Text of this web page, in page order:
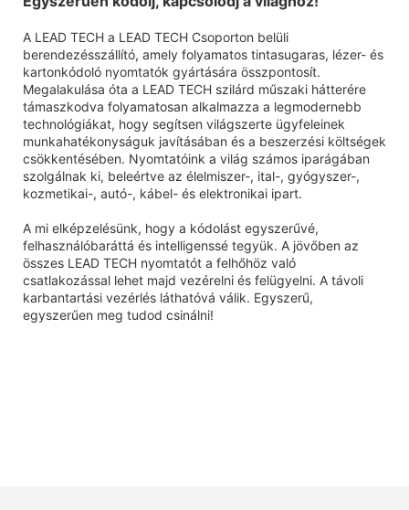
A LEAD TECH a LEAD TECH Csoporton belüli
berendezésszállító, amely folyamatos tintasugaras, lézer- és
kartonkódoló nyomtatók gyártására összpontosít.
Megalakulása óta a LEAD TECH szilárd műszaki hátterére
támaszkodva folyamatosan alkalmazza a legmodernebb
technológiákat, hogy segítsen világszerte ügyfeleinek
munkahatékonyságuk javításában és a beszerzési költségek
csökkentésében. Nyomtatóink a világ számos iparágában
szolgálnak ki, beleértve az élelmiszer-, ital-, gyógyszer-,
kozmetikai-, autó-, kábel- és elektronikai ipart.
A mi elképzelésünk, hogy a kódolást egyszerűvé,
felhasználóbaráttá és intelligenssé tegyük. A jövőben az
összes LEAD TECH nyomtatót a felhőhöz való
csatlakozással lehet majd vezérelni és felügyelni. A távoli
karbantartási vezérlés láthatóvá válik. Egyszerű,
egyszerűen meg tudod csinálni!